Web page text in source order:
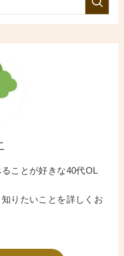
ことが好きな40代OL
りたいことを詳しくお